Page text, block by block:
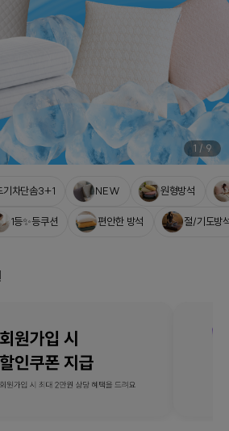
1 / 9
기차단솜3+1 NEW 원형방석
1등✨등쿠션 편안한 방석 절/기도방